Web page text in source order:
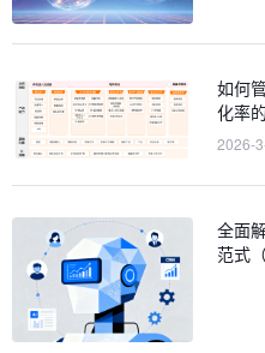
如何
化率
2026-
全面
范式